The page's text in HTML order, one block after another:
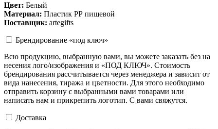
Цвет: Белый
Материал: Пластик РР пищевой
Поставщик: artegifts
Брендирование «под ключ»
Всю продукцию, выбранную вами, вы можете заказать без на
несения лого/изображения и «ПОД КЛЮЧ». Стоимость
брендирования рассчитывается через менеджера и зависит от
вида нанесения, тиража и цветности. Для этого необходимо
отправить корзину с выбранными вами товарами или
написать нам и прикрепить логотип. С вами свяжутся.
Доставка